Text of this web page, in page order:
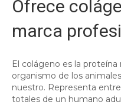
Ofrece
marca
El colágeno es la
organismo de los
nuestro. Representa
totales de un humano